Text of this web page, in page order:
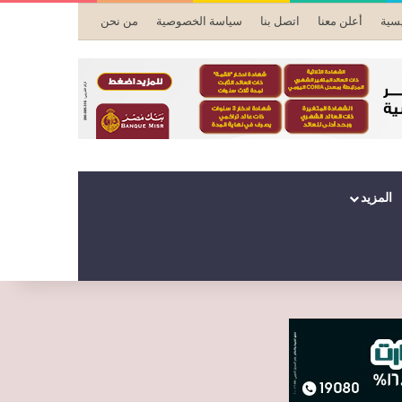
أعلن معنا اتصل بنا سياسة الخصوصية من نحن
المزيد